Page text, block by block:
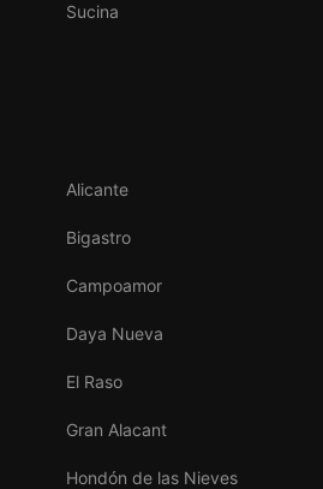
Sucina
Alicante
Bigastro
Campoamor
Daya Nueva
El Raso
Gran Alacant
Hondón de las Nieves